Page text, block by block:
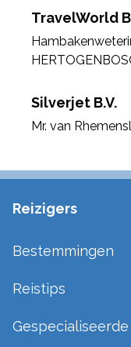
TravelWorld
Silverjet B.V.
Mr. van
Reizigers
Bestemmingen
Reistips